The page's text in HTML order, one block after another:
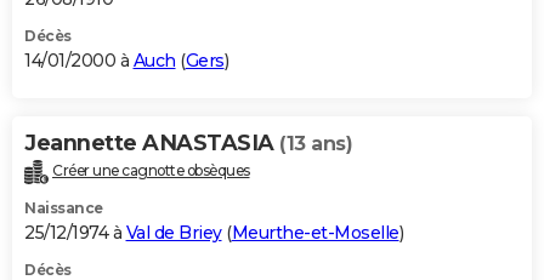
Décès
14/01/2000 à Auch (Gers)
Jeannette ANASTASIA (13 ans)
Créer une cagnotte obsèques
Naissance
25/12/1974 à Val de Briey(Meurthe-et-Moselle)
Décès